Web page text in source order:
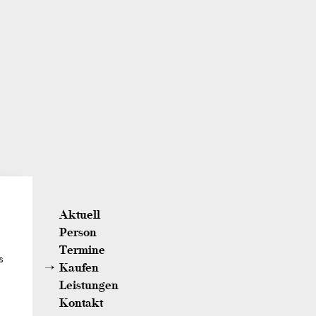
Aktuell
Person
Termine
Kaufen
Leistungen
Kontakt